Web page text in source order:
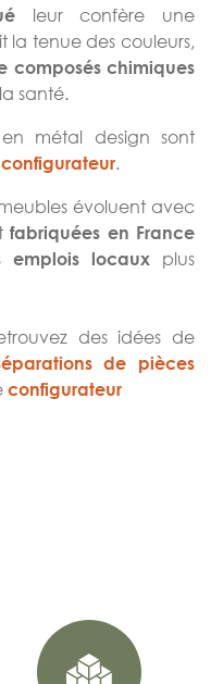
leur confère une
la tenue des couleurs,
composés chimiques
santé.
métal design sont
configurateur.
évoluent avec
fabriquées en France
emplois locaux plus
des idées de
de pièces
configurateur